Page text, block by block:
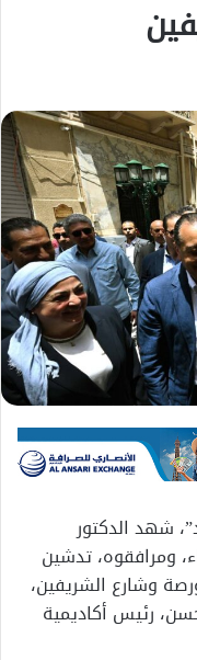
شهد الدكتور
ومرافقوه، تدشين
وشارع الشريفين،
رئيس أكاديمية